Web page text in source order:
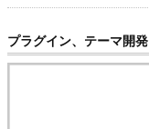
プラグイン、テーマ開発